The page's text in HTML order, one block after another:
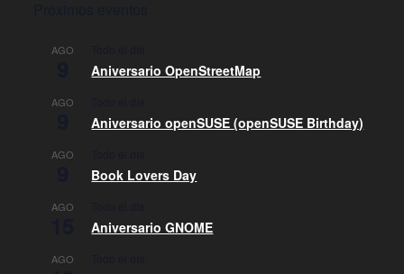
AGO
Aniversario OpenStreetMap
AGO
Aniversario openSUSE (openSUSE Birthday)
AGO
Book Lovers Day
AGO
Aniversario GNOME
AGO